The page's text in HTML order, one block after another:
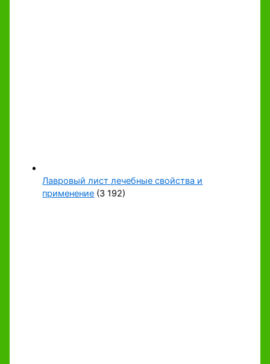
Лавровый лист лечебные свойства и
применение (3 192)